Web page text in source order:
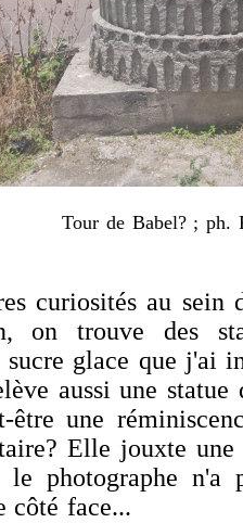
Tour de Babel? ; ph.
au sein
on trouve des
sucre glace que j'ai
aussi une
être une
Elle jouxte une
le photographe n'a
côté face...